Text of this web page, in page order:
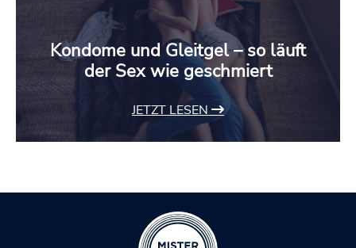
Kondome und Gleitgel – so läuft
der Sex wie geschmiert
JETZT LESEN